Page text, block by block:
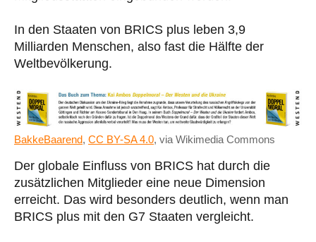
In den Staaten von BRICS plus leben 3,9
Milliarden Menschen, also fast die Hälfte der
Weltbevölkerung.
BakkeBaarend, CC BY-SA 4.0, via Wikimedia Commons
Der globale Einfluss von BRICS hat durch die
zusätzlichen Mitglieder eine neue Dimension
erreicht. Das wird besonders deutlich, wenn man
BRICS plus mit den G7 Staaten vergleicht.